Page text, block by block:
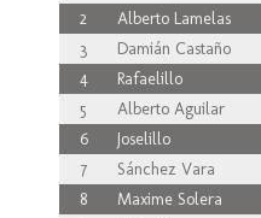
2
Alberto Lamelas
3
Damián Castaño
4
Rafaelillo
5
Alberto Aguilar
6
Joselillo
7
Sánchez Vara
8
Maxime Solera